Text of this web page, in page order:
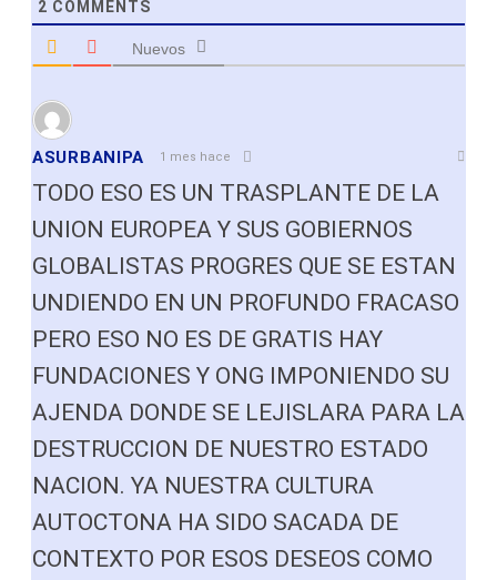
2 COMMENTS
Nuevos
ASURBANIPA 1 mes hace
TODO ESO ES UN TRASPLANTE DE LA
UNION EUROPEA Y SUS GOBIERNOS
GLOBALISTAS PROGRES QUE SE ESTAN
UNDIENDO EN UN PROFUNDO FRACASO
PERO ESO NO ES DE GRATIS HAY
FUNDACIONES Y ONG IMPONIENDO SU
AJENDA DONDE SE LEJISLARA PARA LA
DESTRUCCION DE NUESTRO ESTADO
NACION. YA NUESTRA CULTURA
AUTOCTONA HA SIDO SACADA DE
CONTEXTO POR ESOS DESEOS COMO